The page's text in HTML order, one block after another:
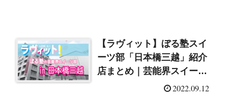
【ラヴィット】ぼる塾スイ
ーツ部「日本橋三越」紹介
店まとめ｜芸能界スイーツ
2022.09.12